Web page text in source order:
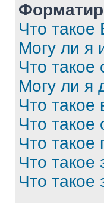
Что такое
Могу ли я
Что такое
Могу ли я
Что такое
Что такое
Что
Что такое
Что такое